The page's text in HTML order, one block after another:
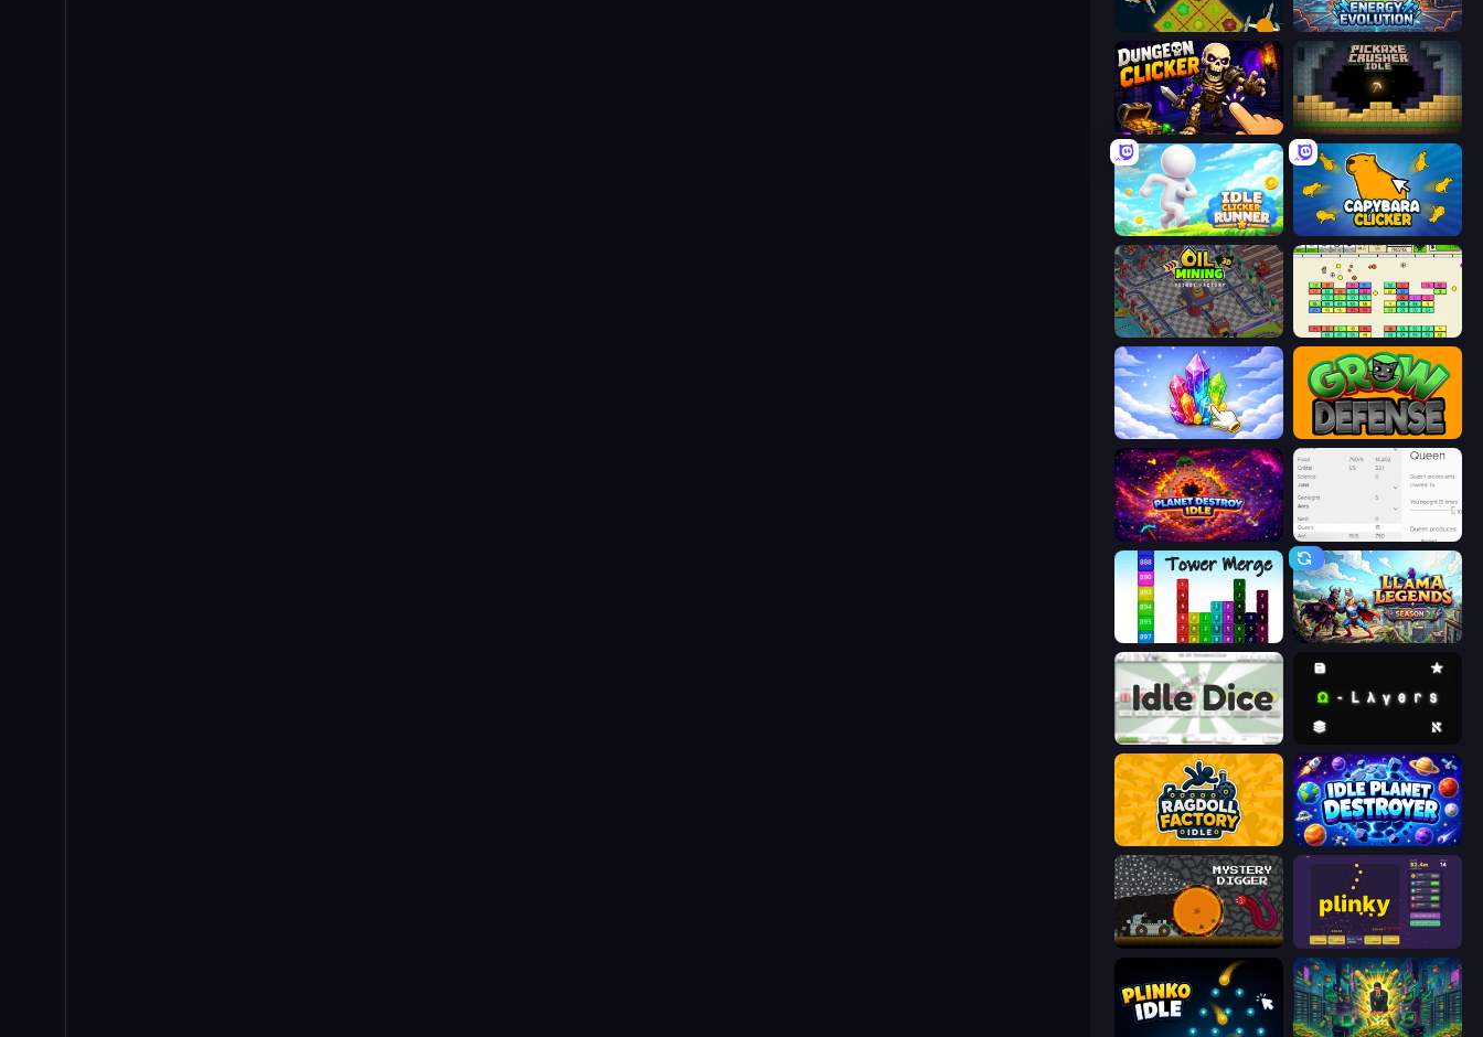
Farm Drones Energy Evolution
Dungeon Clicker Pickaxe Crusher Idle
Idle Clicker Runner Capybara Clicker
Oil Mining 3D: Petrol Factory Idle Breakout
Crystalia Idle Clicker Grow Defense
Planet Destroy Idle Idle Ants
Tower Merge Llama Legends
Idle Dice Omega Layers
Ragdoll Factory Idle Idle Planet Destroyer
Mystery Digger Plinky